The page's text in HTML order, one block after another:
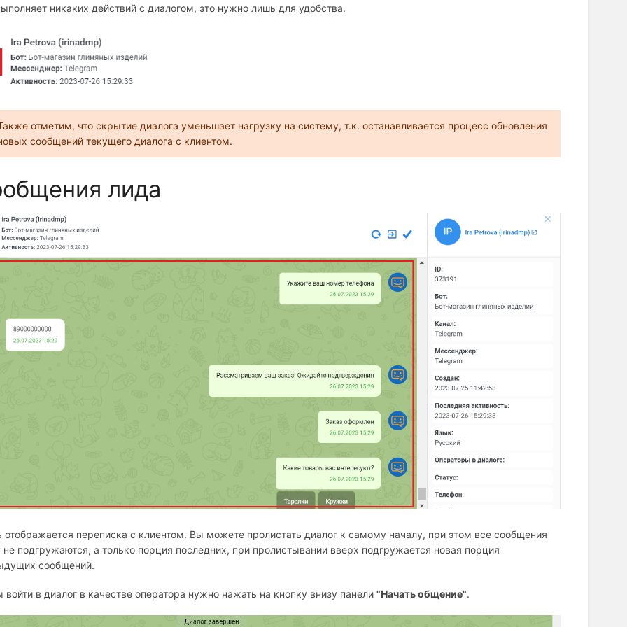
никаких действий с диалогом, это нужно лишь для удобства.
отметим, что скрытие диалога уменьшает нагрузку на систему, т.к. останавливается процесс обновления
сообщений текущего диалога с клиентом.
лида
отображается переписка с клиентом. Вы можете пролистать диалог к самому началу, при этом все сообщения
не подгружаются, а только порция последних, при пролистывании вверх подгружается новая порция
сообщений.
войти в диалог в качестве оператора нужно нажать на кнопку внизу панели "Начать общение".